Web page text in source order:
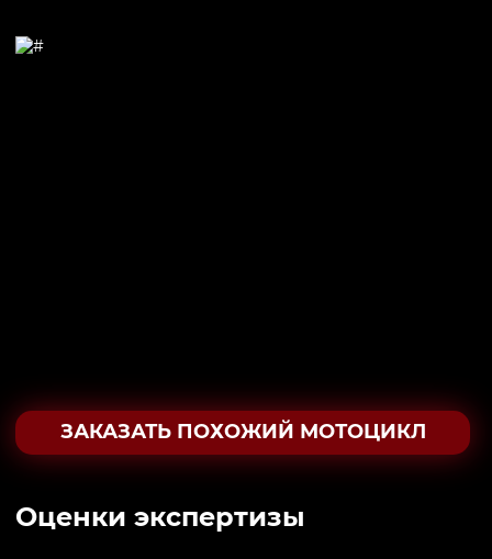
ЗАКАЗАТЬ ПОХОЖИЙ МОТОЦИКЛ
Oценки экспертизы